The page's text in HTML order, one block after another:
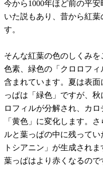
今から1000年ほど前の平
いた説もあり、昔から紅
す。
そんな紅葉の色のしくみ
色素、緑色の「クロロフ
含まれています。夏は表
っぱは「緑色」ですが、
ロフィルが分解され、カ
「黄色」に変化します。
ルと葉っぱの中に残って
トシアニン」が生成され
葉っぱはより赤くなるので